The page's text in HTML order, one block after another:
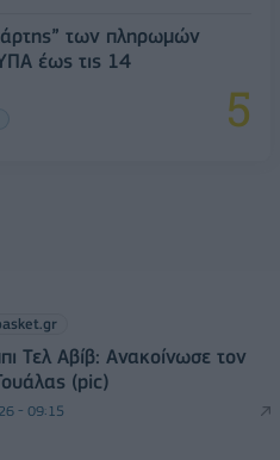
των πληρωμών
έως τις 14
Τελ Αβίβ: Ανακοίνωσε τον
(pic)
- 09:15